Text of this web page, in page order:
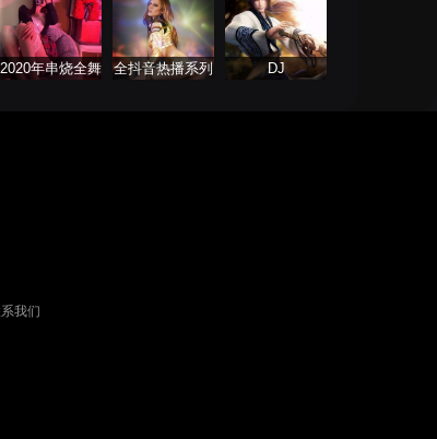
2020年串烧全舞
全抖音热播系列
DJ
我们